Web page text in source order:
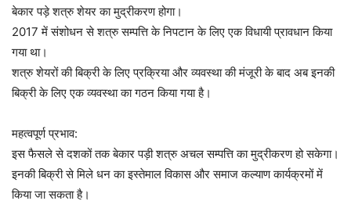
बेकार पड़े शत्रु शेयर का मुद्रीकरण होगा।
2017 में संशोधन से शत्रु सम्‍पत्ति के निपटान के लिए एक विधायी प्रावधान किया
गया था।
शत्रु शेयरों की बिक्री के लिए प्रक्रिया और व्‍यवस्‍था की मंजूरी के बाद अब इनकी
बिक्री के लिए एक व्‍यवस्‍था का गठन किया गया है।
महत्‍वपूर्ण प्रभाव:
इस फैसले से दशकों तक बेकार पड़ी शत्रु अचल सम्‍पत्ति का मुद्रीकरण हो सकेगा।
इनकी बिक्री से मिले धन का इस्‍तेमाल विकास और समाज कल्‍याण कार्यक्रमों में
किया जा सकता है।